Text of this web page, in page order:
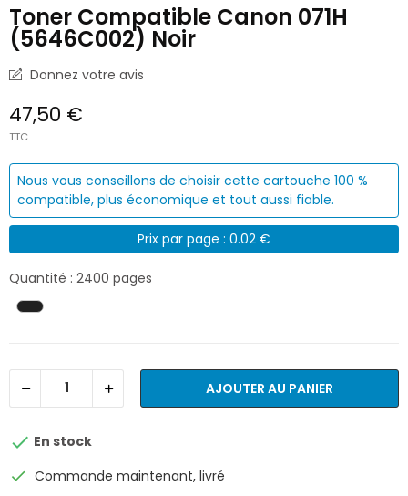
Toner Compatible Canon 071H
(5646C002) Noir
Donnez votre avis
47,50 €
TTC
Nous vous conseillons de choisir cette cartouche 100 %
compatible, plus économique et tout aussi fiable.
Prix par page : 0.02 €
Quantité : 2400 pages
AJOUTER AU PANIER
 En stock
check Commande maintenant, livré